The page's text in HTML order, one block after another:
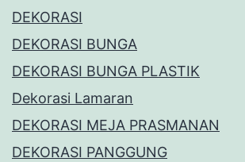
DEKORASI
DEKORASI BUNGA
DEKORASI BUNGA PLASTIK
Dekorasi Lamaran
DEKORASI MEJA PRASMANAN
DEKORASI PANGGUNG